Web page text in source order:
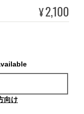
¥2,100
向け